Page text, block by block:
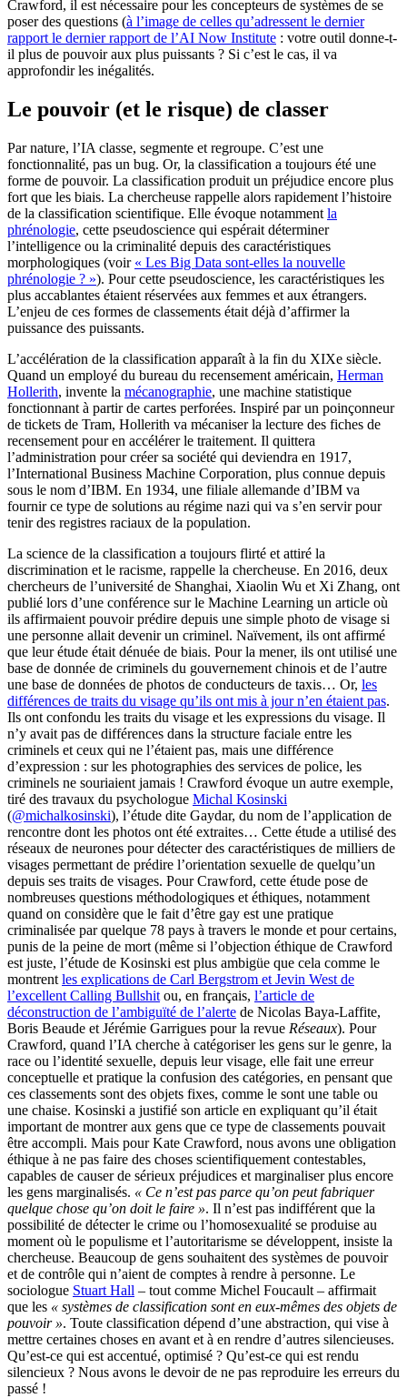
Crawford, il est nécessaire pour les concepteurs de systèmes de se
poser des questions (à l’image de celles qu’adressent le dernier
rapport le dernier rapport de l’AI Now Institute : votre outil donne-t-
il plus de pouvoir aux plus puissants ? Si c’est le cas, il va
approfondir les inégalités.
Le pouvoir (et le risque) de classer
Par nature, l’IA classe, segmente et regroupe. C’est une
fonctionnalité, pas un bug. Or, la classification a toujours été une
forme de pouvoir. La classification produit un préjudice encore plus
fort que les biais. La chercheuse rappelle alors rapidement l’histoire
de la classification scientifique. Elle évoque notamment la
phrénologie, cette pseudoscience qui espérait déterminer
l’intelligence ou la criminalité depuis des caractéristiques
morphologiques (voir « Les Big Data sont-elles la nouvelle
phrénologie ? »). Pour cette pseudoscience, les caractéristiques les
plus accablantes étaient réservées aux femmes et aux étrangers.
L’enjeu de ces formes de classements était déjà d’affirmer la
puissance des puissants.
L’accélération de la classification apparaît à la fin du XIXe siècle.
Quand un employé du bureau du recensement américain, Herman
Hollerith, invente la mécanographie, une machine statistique
fonctionnant à partir de cartes perforées. Inspiré par un poinçonneur
de tickets de Tram, Hollerith va mécaniser la lecture des fiches de
recensement pour en accélérer le traitement. Il quittera
l’administration pour créer sa société qui deviendra en 1917,
l’International Business Machine Corporation, plus connue depuis
sous le nom d’IBM. En 1934, une filiale allemande d’IBM va
fournir ce type de solutions au régime nazi qui va s’en servir pour
tenir des registres raciaux de la population.
La science de la classification a toujours flirté et attiré la
discrimination et le racisme, rappelle la chercheuse. En 2016, deux
chercheurs de l’université de Shanghai, Xiaolin Wu et Xi Zhang, ont
publié lors d’une conférence sur le Machine Learning un article où
ils affirmaient pouvoir prédire depuis une simple photo de visage si
une personne allait devenir un criminel. Naïvement, ils ont affirmé
que leur étude était dénuée de biais. Pour la mener, ils ont utilisé une
base de donnée de criminels du gouvernement chinois et de l’autre
une base de données de photos de conducteurs de taxis… Or, les
différences de traits du visage qu’ils ont mis à jour n’en étaient pas.
Ils ont confondu les traits du visage et les expressions du visage. Il
n’y avait pas de différences dans la structure faciale entre les
criminels et ceux qui ne l’étaient pas, mais une différence
d’expression : sur les photographies des services de police, les
criminels ne souriaient jamais ! Crawford évoque un autre exemple,
tiré des travaux du psychologue Michal Kosinski
(@michalkosinski), l’étude dite Gaydar, du nom de l’application de
rencontre dont les photos ont été extraites… Cette étude a utilisé des
réseaux de neurones pour détecter des caractéristiques de milliers de
visages permettant de prédire l’orientation sexuelle de quelqu’un
depuis ses traits de visages. Pour Crawford, cette étude pose de
nombreuses questions méthodologiques et éthiques, notamment
quand on considère que le fait d’être gay est une pratique
criminalisée par quelque 78 pays à travers le monde et pour certains,
punis de la peine de mort (même si l’objection éthique de Crawford
est juste, l’étude de Kosinski est plus ambigüe que cela comme le
montrent les explications de Carl Bergstrom et Jevin West de
l’excellent Calling Bullshit ou, en français, l’article de
déconstruction de l’ambiguïté de l’alerte de Nicolas Baya-Laffite,
Boris Beaude et Jérémie Garrigues pour la revue Réseaux). Pour
Crawford, quand l’IA cherche à catégoriser les gens sur le genre, la
race ou l’identité sexuelle, depuis leur visage, elle fait une erreur
conceptuelle et pratique la confusion des catégories, en pensant que
ces classements sont des objets fixes, comme le sont une table ou
une chaise. Kosinski a justifié son article en expliquant qu’il était
important de montrer aux gens que ce type de classements pouvait
être accompli. Mais pour Kate Crawford, nous avons une obligation
éthique à ne pas faire des choses scientifiquement contestables,
capables de causer de sérieux préjudices et marginaliser plus encore
les gens marginalisés. « Ce n’est pas parce qu’on peut fabriquer
quelque chose qu’on doit le faire ». Il n’est pas indifférent que la
possibilité de détecter le crime ou l’homosexualité se produise au
moment où le populisme et l’autoritarisme se développent, insiste la
chercheuse. Beaucoup de gens souhaitent des systèmes de pouvoir
et de contrôle qui n’aient de comptes à rendre à personne. Le
sociologue Stuart Hall – tout comme Michel Foucault – affirmait
que les « systèmes de classification sont en eux-mêmes des objets de
pouvoir ». Toute classification dépend d’une abstraction, qui vise à
mettre certaines choses en avant et à en rendre d’autres silencieuses.
Qu’est-ce qui est accentué, optimisé ? Qu’est-ce qui est rendu
silencieux ? Nous avons le devoir de ne pas reproduire les erreurs du
passé !